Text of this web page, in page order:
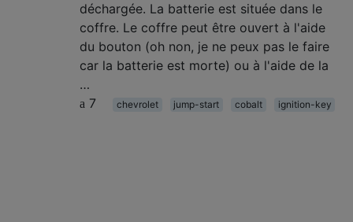
déchargée. La batterie est située dans le
coffre. Le coffre peut être ouvert à l'aide
du bouton (oh non, je ne peux pas le faire
car la batterie est morte) ou à l'aide de la
…
7
chevrolet jump-start cobalt ignition-key